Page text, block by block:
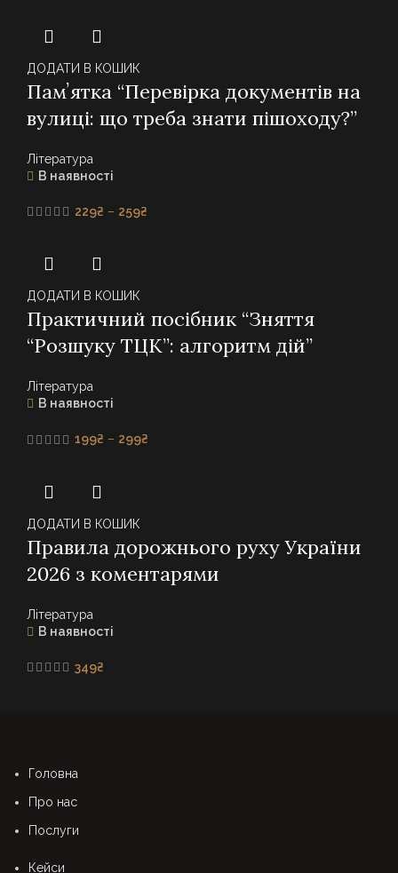
ДОДАТИ В КОШИК
Памʼятка “Перевірка документів на
вулиці: що треба знати пішоходу?”
Література
В наявності
229₴ – 259₴
ДОДАТИ В КОШИК
Практичний посібник “Зняття
“Розшуку ТЦК”: алгоритм дій”
Література
В наявності
199₴ – 299₴
ДОДАТИ В КОШИК
Правила дорожнього руху України
2026 з коментарями
Література
В наявності
349₴
Головна
Про нас
Послуги
Кейси